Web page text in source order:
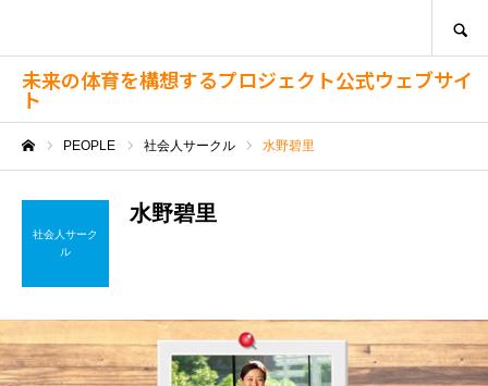
未来の体育を構想するプロジェクト公式ウェブサイ
ト
PEOPLE 社会人サークル 水野碧里
社会人サーク
ル
水野碧里